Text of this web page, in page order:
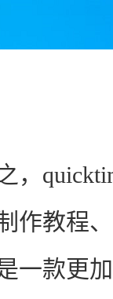
作教程
一款更